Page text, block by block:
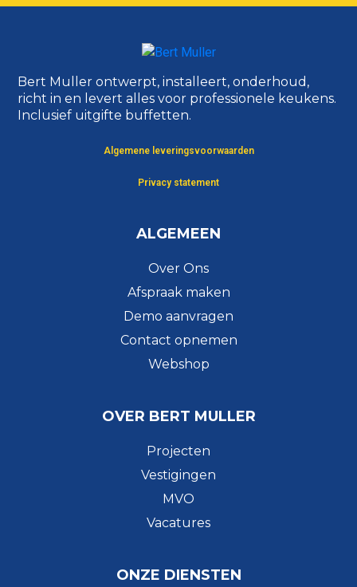
Bert Muller ontwerpt, installeert, onderhoud,
richt in en levert alles voor professionele keukens.
Inclusief uitgifte buffetten.
Algemene leveringsvoorwaarden
Privacy statement
ALGEMEEN
Over Ons
Afspraak maken
Demo aanvragen
Contact opnemen
Webshop
OVER BERT MULLER
Projecten
Vestigingen
MVO
Vacatures
ONZE DIENSTEN